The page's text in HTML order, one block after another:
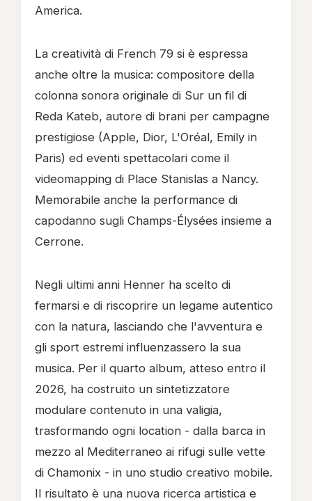
America.
La creatività di French 79 si è espressa
anche oltre la musica: compositore della
colonna sonora originale di Sur un fil di
Reda Kateb, autore di brani per campagne
prestigiose (Apple, Dior, L'Oréal, Emily in
Paris) ed eventi spettacolari come il
videomapping di Place Stanislas a Nancy.
Memorabile anche la performance di
capodanno sugli Champs-Élysées insieme a
Cerrone.
Negli ultimi anni Henner ha scelto di
fermarsi e di riscoprire un legame autentico
con la natura, lasciando che l'avventura e
gli sport estremi influenzassero la sua
musica. Per il quarto album, atteso entro il
2026, ha costruito un sintetizzatore
modulare contenuto in una valigia,
trasformando ogni location - dalla barca in
mezzo al Mediterraneo ai rifugi sulle vette
di Chamonix - in uno studio creativo mobile.
Il risultato è una nuova ricerca artistica e